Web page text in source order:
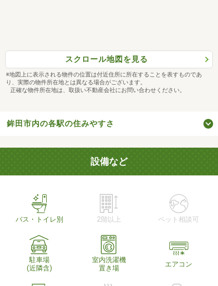
スクロール地図を見る
※地図上に表示される物件の位置は付近住所に所在することを表すものであ
り、実際の物件所在地とは異なる場合がございます。
正確な物件所在地は、取扱い不動産会社にお問い合わせください。
鉾田市内の各駅の住みやすさ
設備など
バス・トイレ別 2階以上 ペット相談可
駐車場
(近隣含)
室内洗濯機
置き場
エアコン